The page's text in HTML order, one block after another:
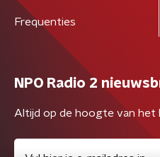
Frequenties
NPO Radio 2
Altijd op de hoogte van het